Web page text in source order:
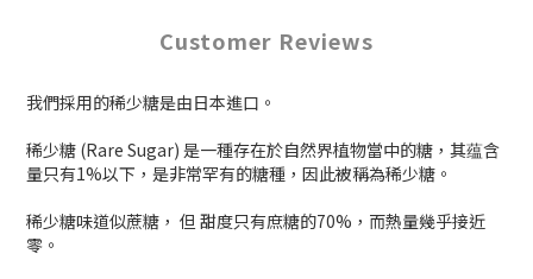
Customer Reviews
我們採用的稀少糖是由日本進口。
稀少糖 (Rare Sugar) 是一種存在於自然界植物當中的糖，其蕴含
量只有1%以下，是非常罕有的糖種，因此被稱為稀少糖。
稀少糖味道似蔗糖， 但 甜度只有庶糖的70%，而熱量幾乎接近
零。